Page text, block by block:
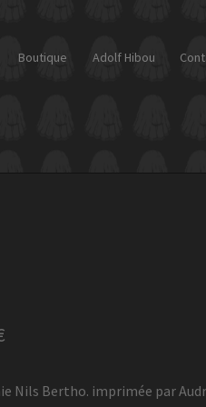
Boutique Adolf Hibou
Nils Bertho. imprimée par